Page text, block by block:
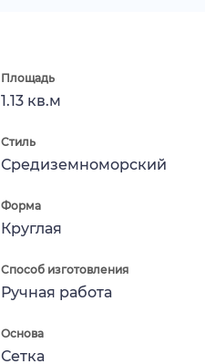
Площадь
1.13 кв.м
Стиль
Средиземноморский
Форма
Круглая
Способ изготовления
Ручная работа
Основа
Сетка